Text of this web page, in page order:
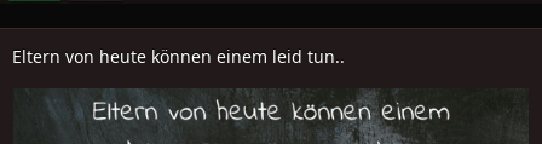
Eltern von heute können einem leid tun..